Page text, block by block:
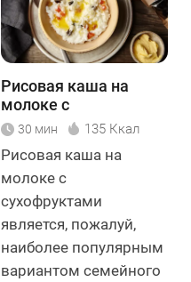
Рисовая каша на
молоке с
сухофруктами
30 мин 135 Ккал
Рисовая каша на
молоке с
сухофруктами
является, пожалуй,
наиболее популярным
вариантом семейного